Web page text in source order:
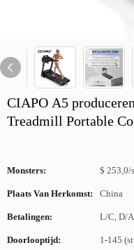
CIAPO A5
Treadmill Portable
Monsters: $ 253,0/
Plaats Van Herkomst: China
Betalingen: L/C, D/
Doorlooptijd:
1-145